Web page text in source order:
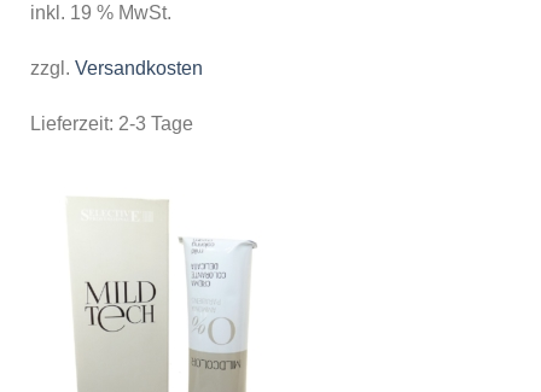
inkl. 19 % MwSt.
zzgl. Versandkosten
Lieferzeit: 2-3 Tage